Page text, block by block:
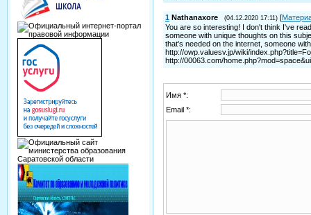
1 Nathanaxore (04.12.2020 17:11) [
You are so interesting! I don't think I've
someone with unique thoughts on this
that's needed on the internet, someone
http://owp.valuesv.jp/wiki/
http://00063.com/
Имя *:
Email *: